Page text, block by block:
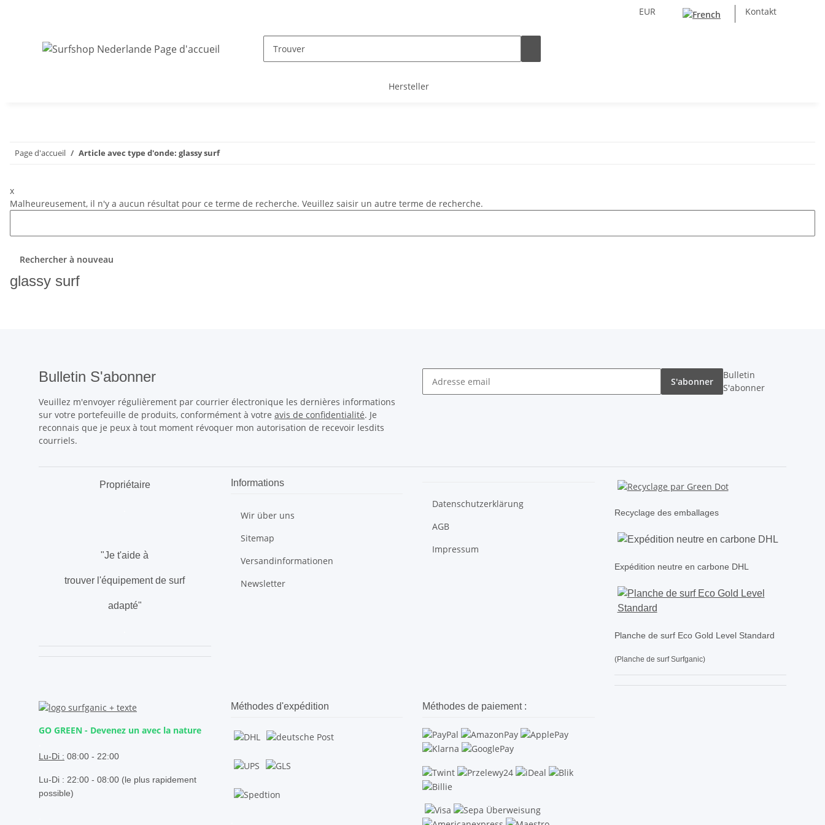
EUR Kontakt
Hersteller
Page d'accueil Article avec type d'onde: glassy surf
x
Malheureusement, il n'y a aucun résultat pour ce terme de recherche. Veuillez saisir un autre terme de recherche.
Rechercher à nouveau
glassy surf
Bulletin S'abonner
Veuillez m'envoyer régulièrement par courrier électronique les dernières informations
sur votre portefeuille de produits, conformément à votre avis de confidentialité. Je
reconnais que je peux à tout moment révoquer mon autorisation de recevoir lesdits
courriels.
S'abonner
Bulletin
S'abonner
Propriétaire
"Je t'aide à
trouver l'équipement de surf
adapté"
Informations
Wir über uns
Sitemap
Versandinformationen
Newsletter
Datenschutzerklärung
AGB
Impressum
Recyclage des emballages
Expédition neutre en carbone DHL
Planche de surf Eco Gold Level Standard
(Planche de surf Surfganic)
GO GREEN - Devenez un avec la nature
Lu-Di : 08:00 - 22:00
Lu-Di : 22:00 - 08:00 (le plus rapidement
possible)
Méthodes d'expédition Méthodes de paiement :